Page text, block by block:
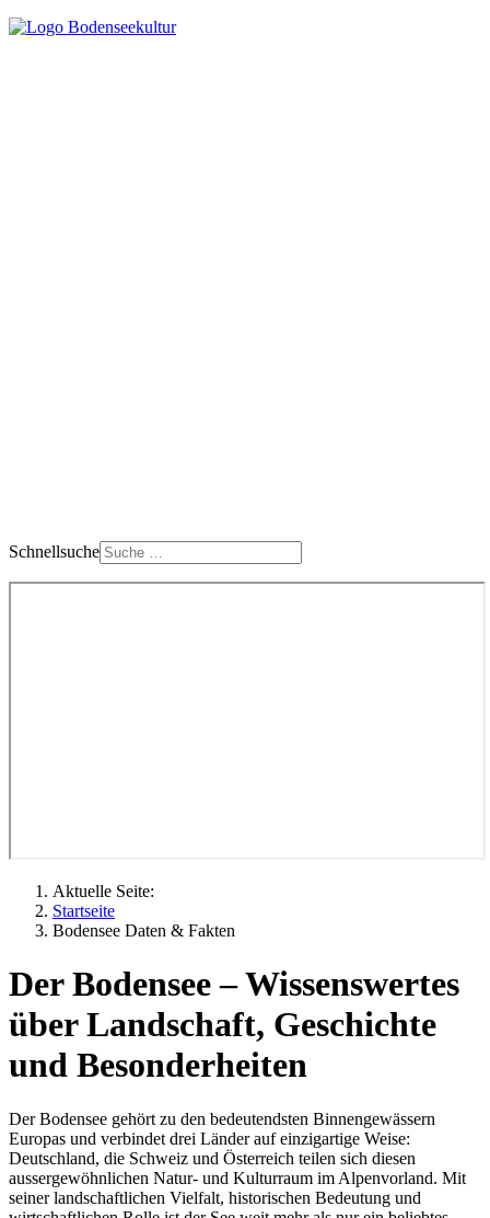
Schnellsuche
Aktuelle Seite:
Startseite
Bodensee Daten & Fakten
Der Bodensee – Wissenswertes
über Landschaft, Geschichte
und Besonderheiten
Der Bodensee gehört zu den bedeutendsten Binnengewässern
Europas und verbindet drei Länder auf einzigartige Weise:
Deutschland, die Schweiz und Österreich teilen sich diesen
aussergewöhnlichen Natur- und Kulturraum im Alpenvorland. Mit
seiner landschaftlichen Vielfalt, historischen Bedeutung und